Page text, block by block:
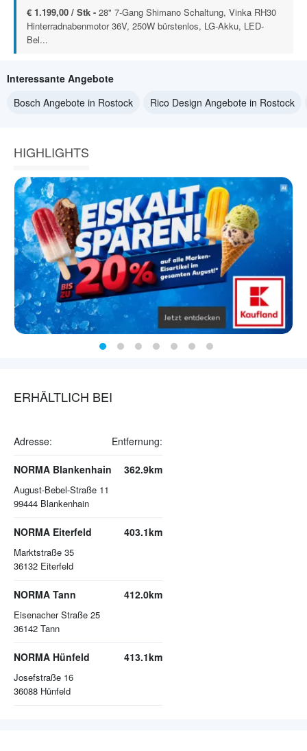
€ 1.199,00 / Stk - 28" 7-Gang Shimano Schaltung, Vinka RH30
Hinterradnabenmotor 36V, 250W bürstenlos, LG-Akku, LED-
Bel...
Interessante Angebote
Bosch Angebote in Rostock
Rico Design Angebote in Rostock
HIGHLIGHTS
ERHÄLTLICH BEI
Adresse: Entfernung:
NORMA Blankenhain
August-Bebel-Straße 11
99444 Blankenhain
362.9km
NORMA Eiterfeld
Marktstraße 35
36132 Eiterfeld
403.1km
NORMA Tann
Eisenacher Straße 25
36142 Tann
412.0km
NORMA Hünfeld
Josefstraße 16
36088 Hünfeld
413.1km